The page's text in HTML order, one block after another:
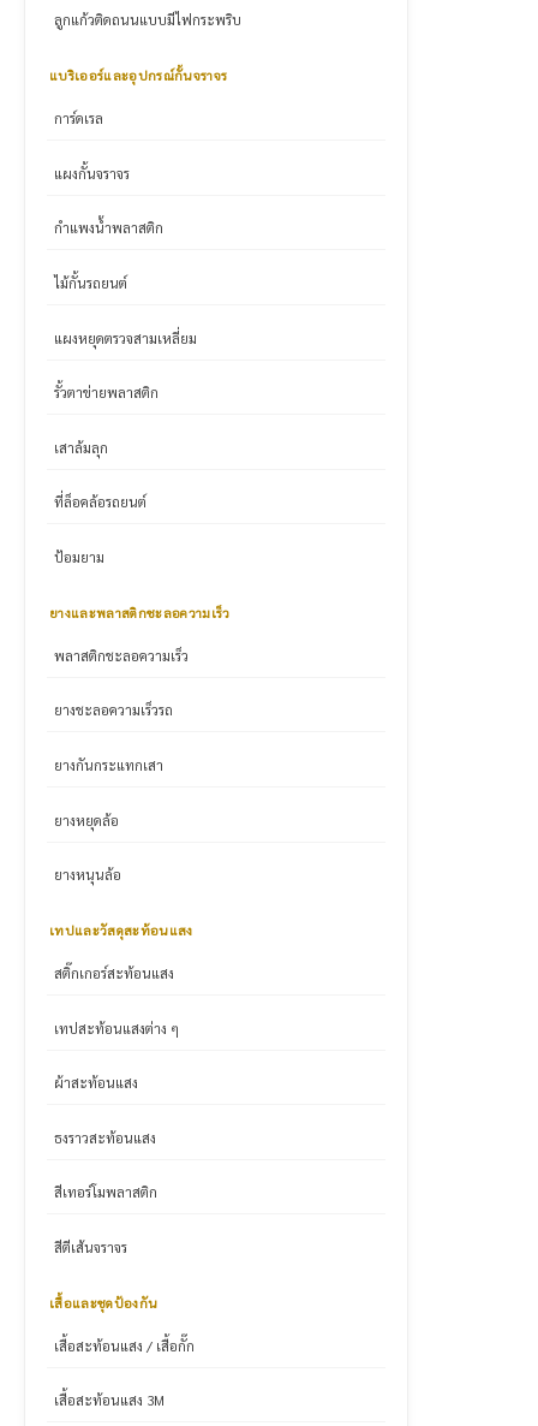
ลูกแก้วติดถนนแบบมีไฟกระพริบ
แบริเออร์และอุปกรณ์กั้นจราจร
การ์ดเรล
แผงกั้นจราจร
กำแพงน้ำพลาสติก
ไม้กั้นรถยนต์
แผงหยุดตรวจสามเหลี่ยม
รั้วตาข่ายพลาสติก
เสาล้มลุก
ที่ล็อคล้อรถยนต์
ป้อมยาม
ยางและพลาสติกชะลอความเร็ว
พลาสติกชะลอความเร็ว
ยางชะลอความเร็วรถ
ยางกันกระแทกเสา
ยางหยุดล้อ
ยางหนุนล้อ
เทปและวัสดุสะท้อนแสง
สติ๊กเกอร์สะท้อนแสง
เทปสะท้อนแสงต่าง ๆ
ผ้าสะท้อนแสง
ธงราวสะท้อนแสง
สีเทอร์โมพลาสติก
สีตีเส้นจราจร
เสื้อและชุดป้องกัน
เสื้อสะท้อนแสง / เสื้อกั๊ก
เสื้อสะท้อนแสง 3M